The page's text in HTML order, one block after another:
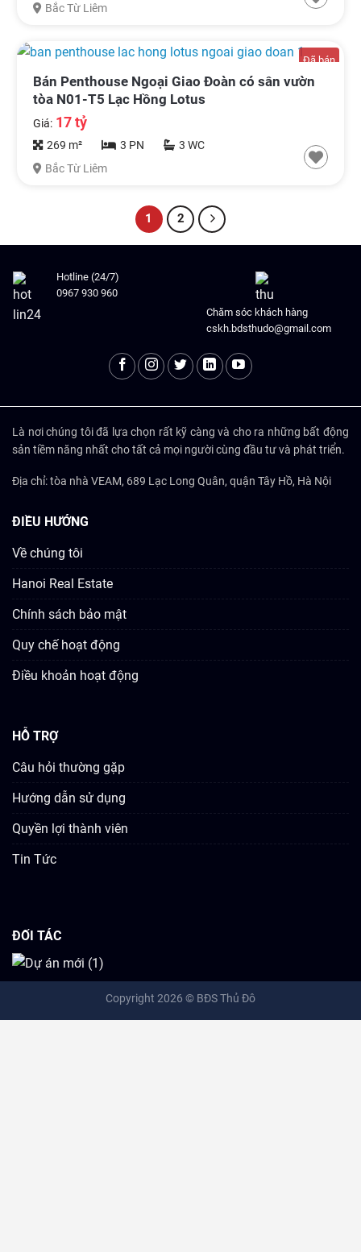
Bắc Từ Liêm
Đã bán
Bán Penthouse Ngoại Giao Đoàn có sân vườn
tòa N01-T5 Lạc Hồng Lotus
Giá:17 tỷ
269 m² 3 PN
3 WC
Bắc Từ Liêm
1 2
Hotline (24/7)
0967 930 960
Chăm sóc khách hàng
cskh.bdsthudo@gmail.com
Là nơi chúng tôi đã lựa chọn rất kỹ càng và cho ra những bất động
sản tiềm năng nhất cho tất cả mọi người cùng đầu tư và phát triển.
Địa chỉ: tòa nhà VEAM, 689 Lạc Long Quân, quận Tây Hồ, Hà Nội
ĐIỀU HƯỚNG
Về chúng tôi
Hanoi Real Estate
Chính sách bảo mật
Quy chế hoạt động
Điều khoản hoạt động
HỖ TRỢ
Câu hỏi thường gặp
Hướng dẫn sử dụng
Quyền lợi thành viên
Tin Tức
ĐỐI TÁC
Copyright 2026 © BĐS Thủ Đô